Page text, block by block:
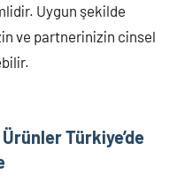
Uygun şekilde
ve partnerinizin cinsel
Türkiye’de